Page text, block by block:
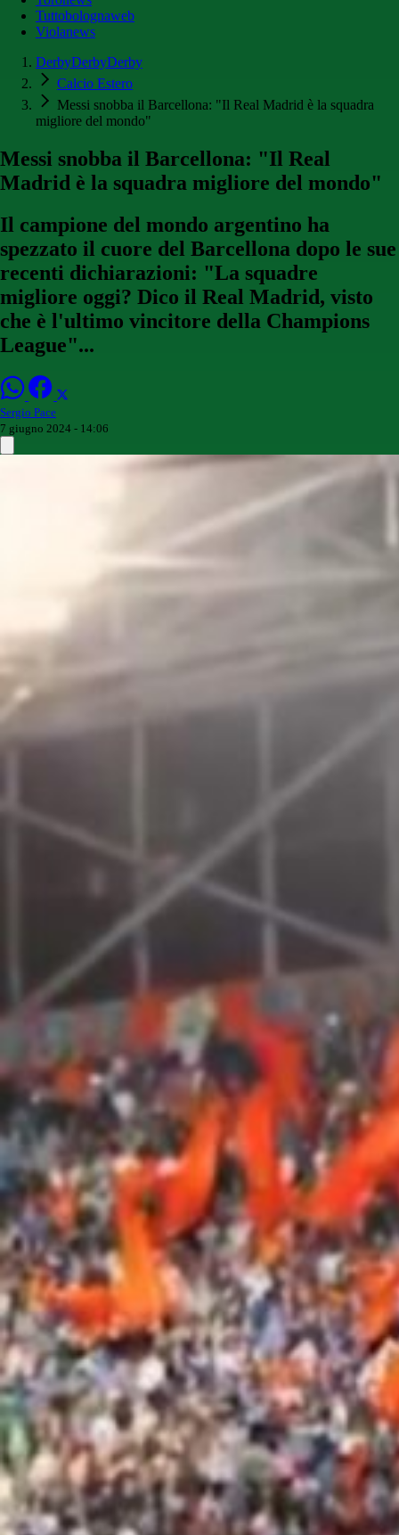
Tuttobolognaweb
Violanews
DerbyDerbyDerby
Calcio Estero
Messi snobba il Barcellona: "Il Real Madrid è la squadra
migliore del mondo"
Messi snobba il Barcellona: "Il Real
Madrid è la squadra migliore del mondo"
Il campione del mondo argentino ha
spezzato il cuore del Barcellona dopo le sue
recenti dichiarazioni: "La squadre
migliore oggi? Dico il Real Madrid, visto
che è l'ultimo vincitore della Champions
League"...
Sergio Pace
7 giugno 2024 - 14:06